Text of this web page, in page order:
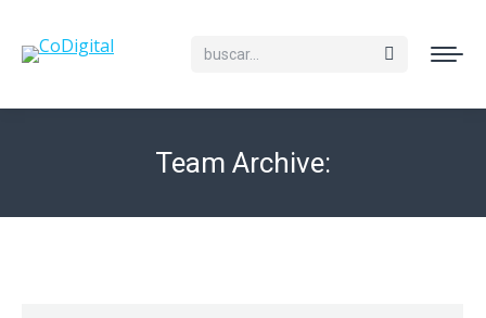
Buscar:
Team Archive: